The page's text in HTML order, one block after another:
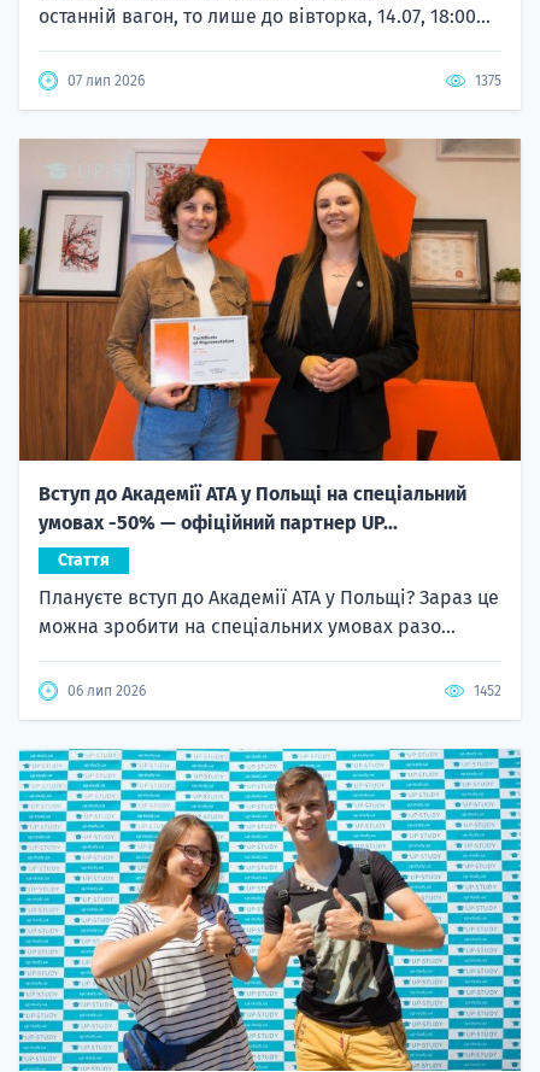
останній вагон, то лише до вівторка, 14.07, 18:00...
07 лип 2026 1375
Вступ до Академії ATA у Польщі на спеціальний
умовах -50% — офіційний партнер UP...
Стаття
Плануєте вступ до Академії ATA у Польщі? Зараз це
можна зробити на спеціальних умовах разо...
06 лип 2026 1452